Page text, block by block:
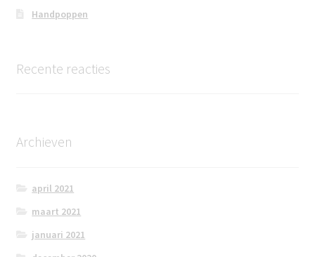
Handpoppen
Recente reacties
Archieven
april 2021
maart 2021
januari 2021